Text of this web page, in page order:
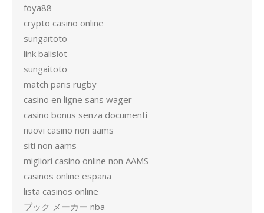
foya88
crypto casino online
sungaitoto
link balislot
sungaitoto
match paris rugby
casino en ligne sans wager
casino bonus senza documenti
nuovi casino non aams
siti non aams
migliori casino online non AAMS
casinos online españa
lista casinos online
ブック メーカー nba